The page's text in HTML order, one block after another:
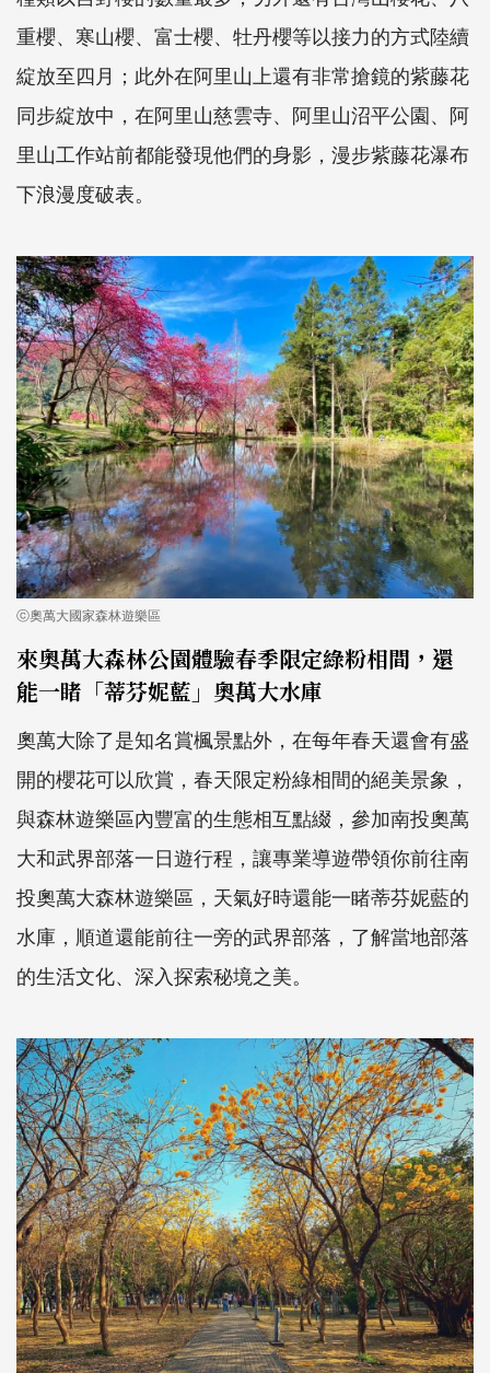
重櫻、寒山櫻、富士櫻、牡丹櫻等以接力的方式陸續
綻放至四月；此外在阿里山上還有非常搶鏡的紫藤花
同步綻放中，在阿里山慈雲寺、阿里山沼平公園、阿
里山工作站前都能發現他們的身影，漫步紫藤花瀑布
下浪漫度破表。
ⓒ奧萬大國家森林遊樂區
來奧萬大森林公園體驗春季限定綠粉相間，還
能一睹「蒂芬妮藍」奧萬大水庫
奧萬大除了是知名賞楓景點外，在每年春天還會有盛
開的櫻花可以欣賞，春天限定粉綠相間的絕美景象，
與森林遊樂區內豐富的生態相互點綴，參加南投奧萬
大和武界部落一日遊行程，讓專業導遊帶領你前往南
投奧萬大森林遊樂區，天氣好時還能一睹蒂芬妮藍的
水庫，順道還能前往一旁的武界部落，了解當地部落
的生活文化、深入探索秘境之美。